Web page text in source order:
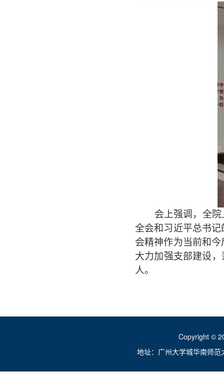
会上强调，全
全会和习近平总书
会精神作为当前和
大力加强支部建设
人。
Copyright ©
地址：广州大学城华南